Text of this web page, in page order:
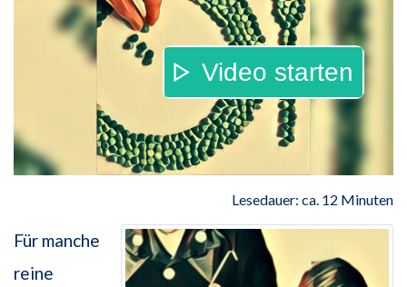
Video starten
Lesedauer: ca. 12 Minuten
Für manche
reine